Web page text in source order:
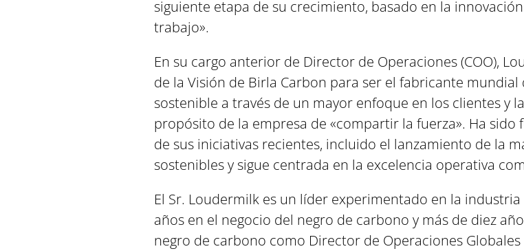
siguiente etapa de su crecimiento, basado en la
trabajo».
En su cargo anterior de Director de Operaciones (COO),
de la Visión de Birla Carbon para ser el fabricante
sostenible a través de un mayor enfoque en los clientes y
propósito de la empresa de «compartir la fuerza». Ha
de sus iniciativas recientes, incluido el lanzamiento de la
sostenibles y sigue centrada en la excelencia operativa
El Sr. Loudermilk es un líder experimentado en la
años en el negocio del negro de carbono y más de diez
negro de carbono como Director de Operaciones